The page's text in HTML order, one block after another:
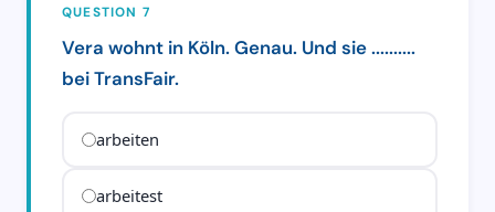
QUESTION 7
Vera wohnt in Köln. Genau. Und sie ..........
bei TransFair.
arbeiten
arbeitest